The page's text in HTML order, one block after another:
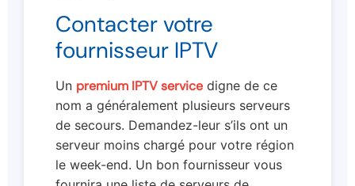
Contacter votre
fournisseur IPTV
Un premium IPTV service digne de ce
nom a généralement plusieurs serveurs
de secours. Demandez-leur s’ils ont un
serveur moins chargé pour votre région
le week-end. Un bon fournisseur vous